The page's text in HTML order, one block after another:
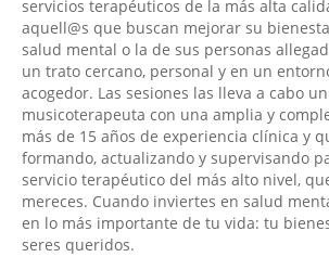
servicios terapéuticos de la más alta
aquell@s que buscan mejorar su
salud mental o la de sus personas
un trato cercano, personal y en un
acogedor. Las sesiones las lleva a cabo
musicoterapeuta con una amplia y
más de 15 años de experiencia clínica y
formando, actualizando y supervisando
servicio terapéutico del más alto nivel,
mereces. Cuando inviertes en salud
en lo más importante de tu vida: tu
seres queridos.